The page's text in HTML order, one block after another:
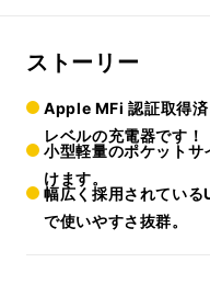
ストーリー
Apple MFi 認証取得
レベルの充電器です！
小型軽量のポケット
けます。
幅広く採用されてい
で使いやすさ抜群。